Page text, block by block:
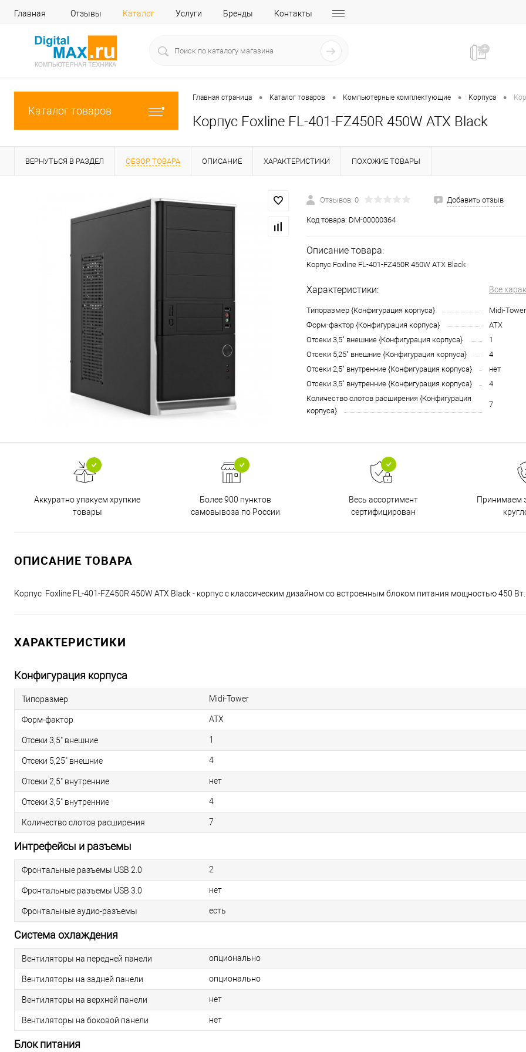
Главная Отзывы Каталог Услуги Бренды Контакты
Каталог товаров
Главная страница • Каталог товаров • Компьютерные комплектующие • Корпуса •
Корпус Foxline FL-401-FZ450R 450W ATX Black
ВЕРНУТЬСЯ В РАЗДЕЛ ОБЗОР ТОВАРА ОПИСАНИЕ ХАРАКТЕРИСТИКИ ПОХОЖИЕ ТОВАРЫ
Отзывов: 0 Добавить отзыв
Код товара: DM-00000364
Описание товара:
Корпус Foxline FL-401-FZ450R 450W ATX Black
Характеристики: Все
Типоразмер {Конфигурация корпуса}
Midi-Tower
Форм-фактор {Конфигурация корпуса}
ATX
Отсеки 3,5" внешние {Конфигурация корпуса}
1
Отсеки 5,25" внешние {Конфигурация корпуса}
4
Отсеки 2,5" внутренние {Конфигурация корпуса}
нет
Отсеки 3,5" внутренние {Конфигурация корпуса}
4
Количество слотов расширения {Конфигурация
корпуса}
7
Аккуратно упакуем хрупкие
товары
Более 900 пунктов
самовывоза по России
Весь ассортимент
сертифицирован
Принимаем
ОПИСАНИЕ ТОВАРА
Корпус Foxline FL-401-FZ450R 450W ATX Black - корпус с классическим дизайном со встроенным блоком питания мощностью 450
ХАРАКТЕРИСТИКИ
Конфигурация корпуса
Типоразмер Midi-Tower
Форм-фактор ATX
Отсеки 3,5" внешние 1
Отсеки 5,25" внешние 4
Отсеки 2,5" внутренние нет
Отсеки 3,5" внутренние 4
Количество слотов расширения 7
Интрефейсы и разъемы
Фронтальные разъемы USB 2.0 2
Фронтальные разъемы USB 3.0 нет
Фронтальные аудио-разъемы есть
Система охлаждения
Вентиляторы на передней панели опционально
Вентиляторы на задней панели опционально
Вентиляторы на верхней панели нет
Вентиляторы на боковой панели нет
Блок питания